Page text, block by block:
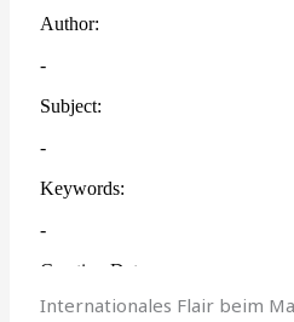
Internationales Flair beim